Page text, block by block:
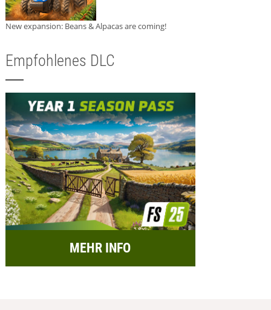
New expansion: Beans & Alpacas are coming!
Empfohlenes DLC
MEHR INFO